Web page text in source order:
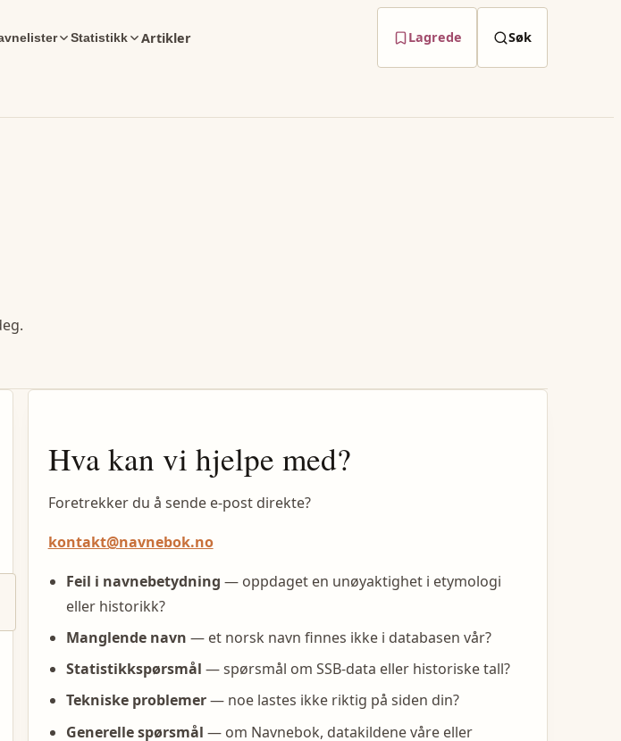
Statistikk Artikler Lagrede Søk
Hva kan vi hjelpe med?
Foretrekker du å sende e-post direkte?
kontakt@navnebok.no
Feil i navnebetydning — oppdaget en unøyaktighet i etymologi
eller historikk?
Manglende navn — et norsk navn finnes ikke i databasen vår?
Statistikkspørsmål — spørsmål om SSB-data eller historiske tall?
Tekniske problemer— noe lastes ikke riktig på siden din?
Generelle spørsmål — om Navnebok, datakildene våre eller